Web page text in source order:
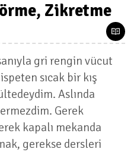
Zikretme
gri rengin vücut
sıcak bir kış
Aslında
Gerek
kapalı mekanda
gerekse dersleri